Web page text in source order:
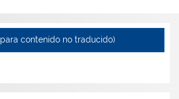
contenido no traducido)